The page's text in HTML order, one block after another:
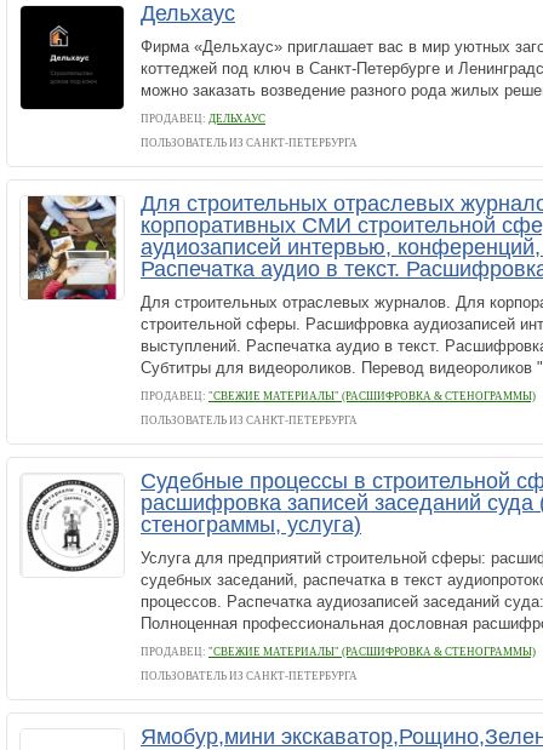
Дельхаус
Фирма «Дельхаус» приглашает вас в мир уютных
коттеджей под ключ в Санкт-Петербурге и
можно заказать возведение разного рода жилых
ПРОДАВЕЦ: ДЕЛЬХАУС
ПОЛЬЗОВАТЕЛЬ ИЗ САНКТ-ПЕТЕРБУРГА
Для строительных отраслевых
корпоративных СМИ строительной
аудиозаписей интервью,
Распечатка аудио в текст.
Для строительных отраслевых журналов. Для
строительной сферы. Расшифровка аудиозаписей
выступлений. Распечатка аудио в текст.
Субтитры для видеороликов. Перевод видеороликов
ПРОДАВЕЦ: "СВЕЖИЕ МАТЕРИАЛЫ" (РАСШИФРОВКА & СТЕНОГРАММЫ)
ПОЛЬЗОВАТЕЛЬ ИЗ САНКТ-ПЕТЕРБУРГА
Судебные процессы в строительной
расшифровка записей заседаний
стенограммы, услуга)
Услуга для предприятий строительной сферы:
судебных заседаний, распечатка в текст
процессов. Распечатка аудиозаписей заседаний
Полноценная профессиональная дословная
ПРОДАВЕЦ: "СВЕЖИЕ МАТЕРИАЛЫ" (РАСШИФРОВКА & СТЕНОГРАММЫ)
ПОЛЬЗОВАТЕЛЬ ИЗ САНКТ-ПЕТЕРБУРГА
Ямобур,мини